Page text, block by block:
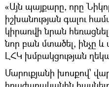
«Այն պայքարը, որը
իշխանության գալու
կիրառվի նրան
նոր բան մտածել, ինչը և
ԼՀԿ խմբակցության
Մարուքյանի խոսքով՝